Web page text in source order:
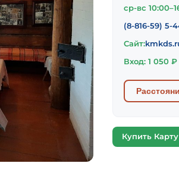
ср-вс
(8-816-59) 5-
Сайт:
Вход: 1 050 ₽
Купить Карту